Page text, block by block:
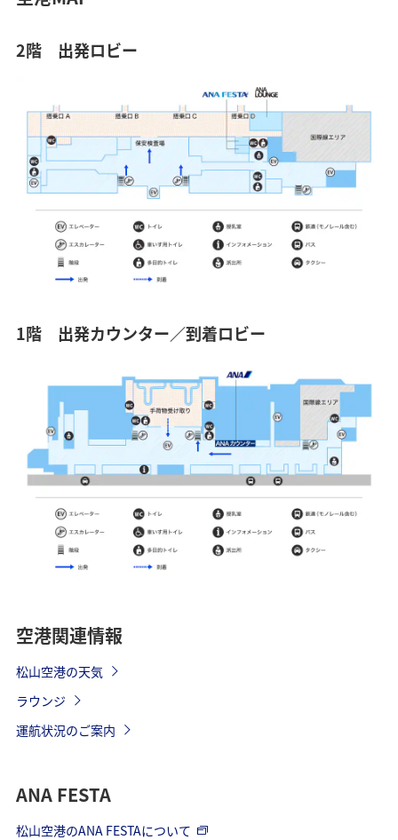
2階 出発ロビー
1階 出発カウンター／到着ロビー
空港関連情報
松山空港の天気
ラウンジ
運航状況のご案内
ANA FESTA
松山空港のANA FESTAについて